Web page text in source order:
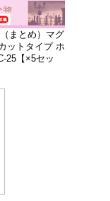
まとめ）マグ
ットタイプ ホ
25【×5セッ